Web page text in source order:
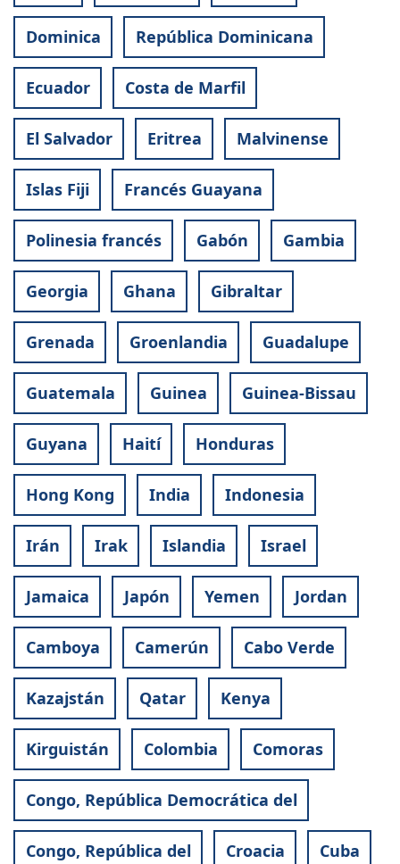
Dominica República Dominicana
Ecuador Costa de Marfil
El Salvador Eritrea Malvinense
Islas Fiji Francés Guayana
Polinesia francés Gabón Gambia
Georgia Ghana Gibraltar
Grenada Groenlandia Guadalupe
Guatemala Guinea Guinea-Bissau
Guyana Haití Honduras
Hong Kong India Indonesia
Irán Irak Islandia Israel
Jamaica Japón Yemen Jordan
Camboya Camerún Cabo Verde
Kazajstán Qatar Kenya
Kirguistán Colombia Comoras
Congo, República Democrática del
Congo, República del Croacia Cuba